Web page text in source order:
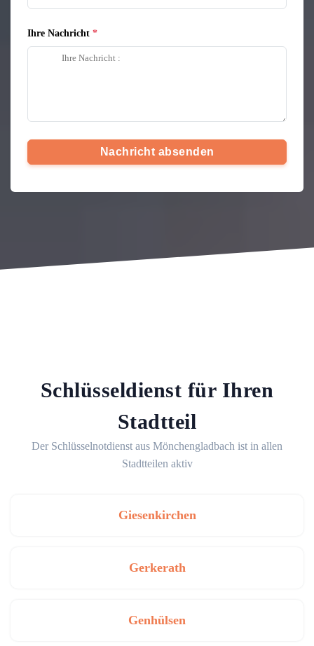
Ihre Nachricht
Nachricht absenden
Schlüsseldienst für Ihren
Stadtteil
Der Schlüsselnotdienst aus Mönchengladbach ist in allen
Stadtteilen aktiv
Giesenkirchen
Gerkerath
Genhülsen